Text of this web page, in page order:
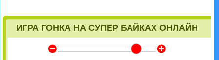
ИГРА ГОНКА НА СУПЕР БАЙКАХ ОНЛАЙН
Y Z